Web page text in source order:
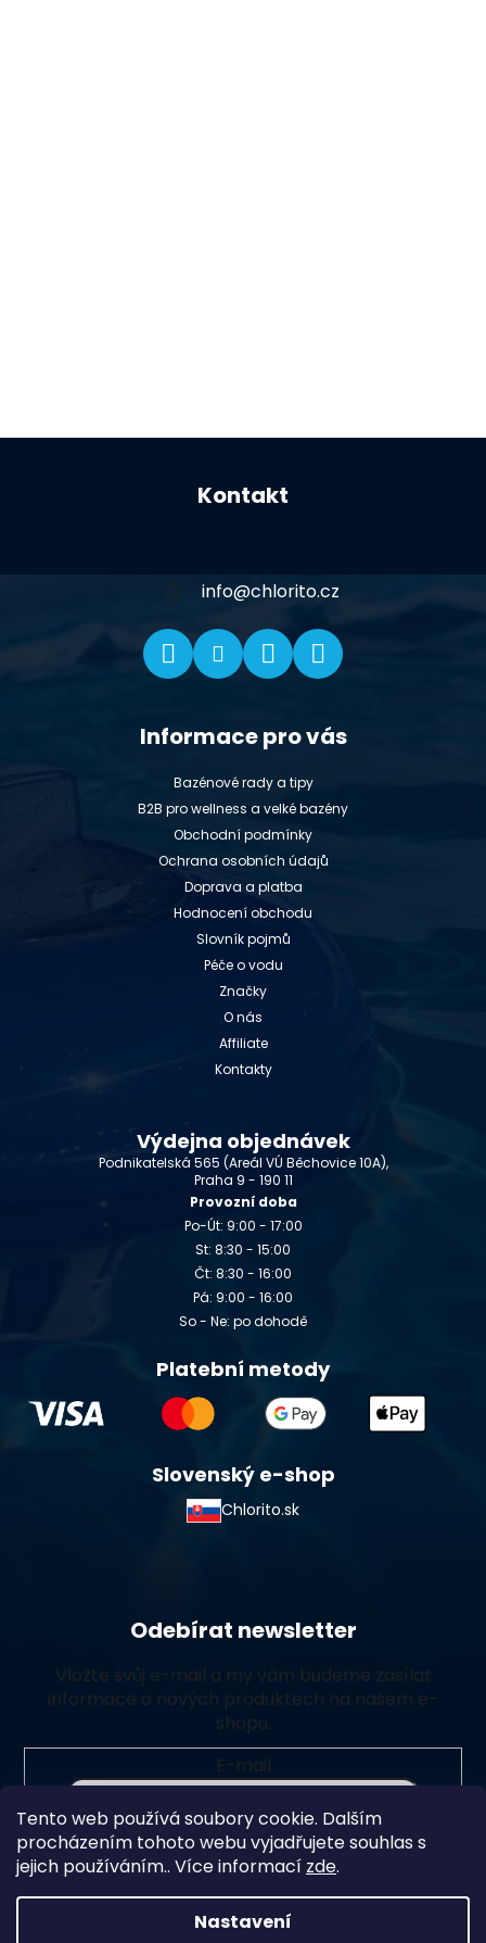
Tento web používá soubory cookie. Dalším
procházením tohoto webu vyjadřujete souhlas s
jejich používáním.. Více informací zde.
Nastavení
Kontakt
info@chlorito.cz
Informace pro vás
Bazénové rady a tipy
B2B pro wellness a velké bazény
Obchodní podmínky
Ochrana osobních údajů
Doprava a platba
Hodnocení obchodu
Slovník pojmů
Péče o vodu
Značky
O nás
Affiliate
Kontakty
Výdejna objednávek
Podnikatelská 565 (Areál VÚ Běchovice 10A),
Praha 9 - 190 11
Provozní doba
Po-Út: 9:00 - 17:00
St: 8:30 - 15:00
Čt: 8:30 - 16:00
Pá: 9:00 - 16:00
So - Ne: po dohodě
Platební metody
Slovenský e-shop
Chlorito.sk
Odebírat newsletter
Vložte svůj e-mail a my vám budeme zasílat
informace o nových produktech na našem e-
shopu.
E-mail
Vložením e-mailu souhlasíte spodmínkami ochrany
osobních údajů
Přihlásit se